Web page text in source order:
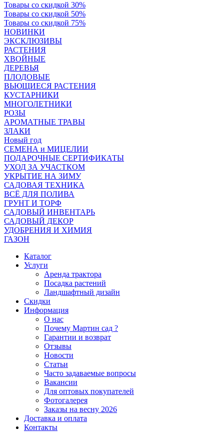
Товары со скидкой 30%
Товары со скидкой 50%
Товары со скидкой 75%
НОВИНКИ
ЭКСКЛЮЗИВЫ
РАСТЕНИЯ
ХВОЙНЫЕ
ДЕРЕВЬЯ
ПЛОДОВЫЕ
ВЬЮЩИЕСЯ РАСТЕНИЯ
КУСТАРНИКИ
МНОГОЛЕТНИКИ
РОЗЫ
АРОМАТНЫЕ ТРАВЫ
ЗЛАКИ
Новый год
СЕМЕНА и МИЦЕЛИИ
ПОДАРОЧНЫЕ СЕРТИФИКАТЫ
УХОД ЗА УЧАСТКОМ
УКРЫТИЕ НА ЗИМУ
САДОВАЯ ТЕХНИКА
ВСЁ ДЛЯ ПОЛИВА
ГРУНТ И ТОРФ
САДОВЫЙ ИНВЕНТАРЬ
САДОВЫЙ ДЕКОР
УДОБРЕНИЯ И ХИМИЯ
ГАЗОН
Каталог
Услуги
Аренда трактора
Посадка растений
Ландшафтный дизайн
Скидки
Информация
О нас
Почему Мартин сад ?
Гарантии и возврат
Отзывы
Новости
Статьи
Часто задаваемые вопросы
Вакансии
Для оптовых покупателей
Фотогалерея
Заказы на весну 2026
Доставка и оплата
Контакты